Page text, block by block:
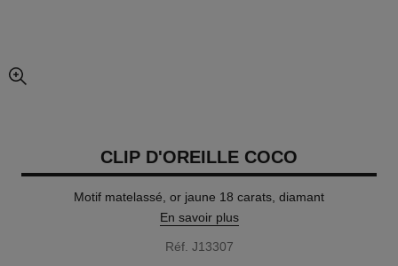
agrandissement
CLIP D'OREILLE COCO
Motif matelassé, or jaune 18 carats, diamant
En savoir plus
Réf. J13307